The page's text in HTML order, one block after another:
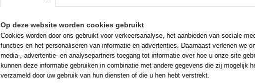
UITLOOPBEK 200 MM - 1/2"
Merk:Linum
Omschrijving:
MENGKRAAN MET ELLEBOOGBEDIENING
UITLOOPBEK 200 MM - 1/2" AANSLUITING -
Op deze website worden cookies gebruikt
Cookies worden door ons gebruikt voor verkeersanalyse, het aanbieden van sociale
functies en het personaliseren van informatie en advertenties. Daarnaast verlenen we
media-, advertentie- en analysepartners toegang tot informatie over hoe u onze site
kunnen deze informatie gebruiken in combinatie met andere gegevens die zij mogelijk
verzameld door uw gebruik van hun diensten of die u hen hebt verstrekt.